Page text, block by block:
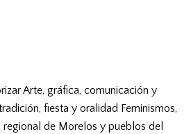
Arte, gráfica, comunicación y
fiesta y oralidad Feminismos,
regional de Morelos y pueblos del